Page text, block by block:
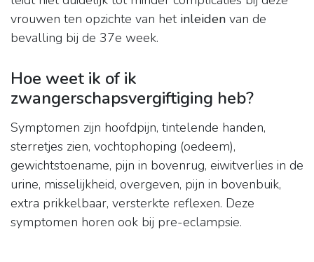
vrouwen ten opzichte van het inleiden van de
bevalling bij de 37e week.
Hoe weet ik of ik
zwangerschapsvergiftiging heb?
Symptomen zijn hoofdpijn, tintelende handen,
sterretjes zien, vochtophoping (oedeem),
gewichtstoename, pijn in bovenrug, eiwitverlies in de
urine, misselijkheid, overgeven, pijn in bovenbuik,
extra prikkelbaar, versterkte reflexen. Deze
symptomen horen ook bij pre-eclampsie.